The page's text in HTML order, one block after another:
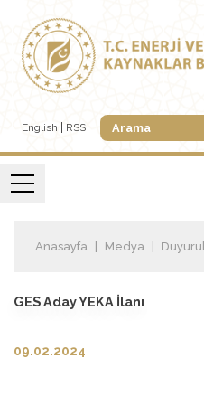
English RSS
Anasayfa Medya
GES Aday YEKA İlanı
09.02.2024